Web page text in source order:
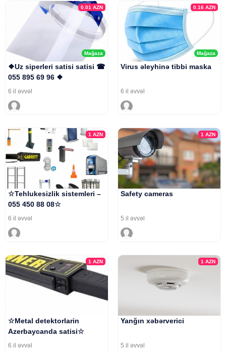
Mağaza
0.01AZN
❖Uz siperleri satisi satisi ☎
055 895 69 96 ❖
6 il əvvəl
Mağaza
0.16 AZN
Virus əleyhinə tibbi maska
6 il əvvəl
1AZN
☆Tehlukesizlik sistemleri –
055 450 88 08☆
6 il əvvəl
1 AZN
Safety cameras
5 il əvvəl
1AZN
☆Metal detektorlarin
Azerbaycanda satisi☆
6 il əvvəl
1 AZN
Yanğın xəbərverici
5 il əvvəl